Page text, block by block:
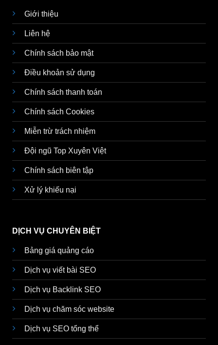
Giới thiệu
Liên hệ
Chính sách bảo mật
Điều khoản sử dụng
Chính sách thanh toán
Chính sách Cookies
Miễn trừ trách nhiệm
Đội ngũ Top Xuyên Việt
Chính sách biên tập
Xử lý khiếu nại
DỊCH VỤ CHUYÊN BIỆT
Bảng giá quảng cáo
Dịch vụ viết bài SEO
Dịch vụ Backlink SEO
Dịch vụ chăm sóc website
Dịch vụ SEO tổng thể